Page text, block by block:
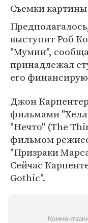
Съемки картины
выступит Роб
"Мумии",
принадлежал
его
Джон
фильмами
"Нечто" (The
фильмом
"Призраки
Сейчас
Gothic".